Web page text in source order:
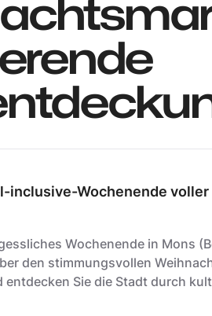
inclusive-Wochenende
Wochenende in Mons
den stimmungsvollen
entdecken Sie die Stadt durch